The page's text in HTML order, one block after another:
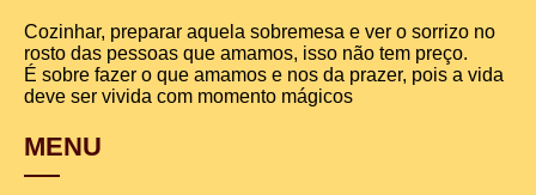
Cozinhar, preparar aquela sobremesa e ver o sorrizo no
rosto das pessoas que amamos, isso não tem preço.
É sobre fazer o que amamos e nos da prazer, pois a vida
deve ser vivida com momento mágicos
MENU